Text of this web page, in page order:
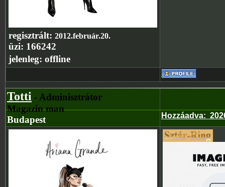
regisztrált: 2012.február.20.
üzi: 166242
jelenleg: offline
Totti- Adminisztrátor
Magazin man
Budapest
Hozzáadva: